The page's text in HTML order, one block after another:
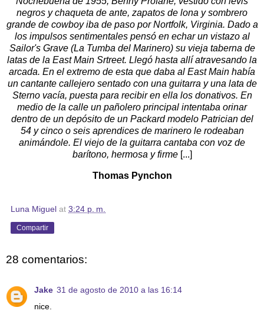
negros y chaqueta de ante, zapatos de lona y sombrero
grande de cowboy iba de paso por Nortfolk, Virginia. Dado a
los impulsos sentimentales pensó en echar un vistazo al
Sailor's Grave (La Tumba del Marinero) su vieja taberna de
latas de la East Main Srtreet. Llegó hasta allí atravesando la
arcada. En el extremo de esta que daba al East Main había
un cantante callejero sentado con una guitarra y una lata de
Sterno vacía, puesta para recibir en ella los donativos. En
medio de la calle un pañolero principal intentaba orinar
dentro de un depósito de un Packard modelo Patrician del
54 y cinco o seis aprendices de marinero le rodeaban
animándole. El viejo de la guitarra cantaba con voz de
barítono, hermosa y firme [...]
Thomas Pynchon
Luna Miguel at 3:24 p. m.
Compartir
28 comentarios:
Jake 31 de agosto de 2010 a las 16:14
nice.